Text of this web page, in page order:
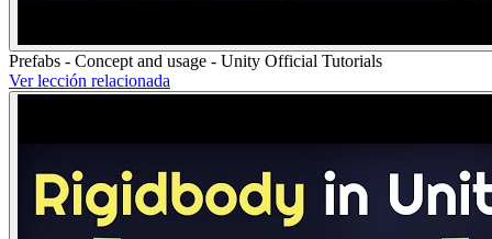
Prefabs - Concept and usage - Unity Official Tutorials
Ver lección relacionada